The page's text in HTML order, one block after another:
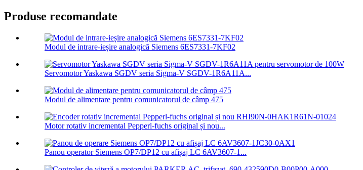
Produse recomandate
Modul de intrare-ieșire analogică Siemens 6ES7331-7KF02
Servomotor Yaskawa SGDV seria Sigma-V SGDV-1R6A11A...
Modul de alimentare pentru comunicatorul de câmp 475
Motor rotativ incremental Pepperl-fuchs original și nou...
Panou operator Siemens OP7/DP12 cu afișaj LC 6AV3607-1...